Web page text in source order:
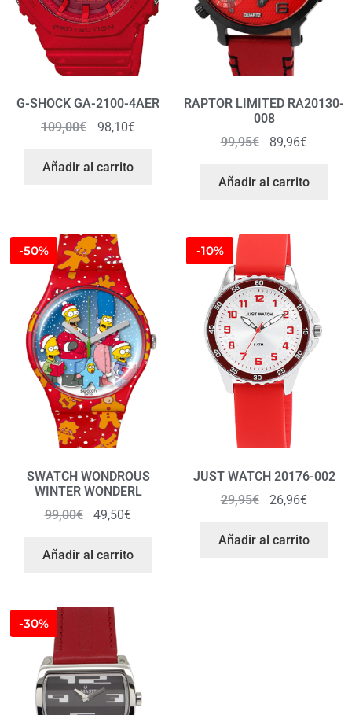
G-SHOCK GA-2100-4AER
109,00€ 98,10€
Añadir al carrito
RAPTOR LIMITED RA20130-
008
99,95€ 89,96€
Añadir al carrito
-50%
SWATCH WONDROUS
WINTER WONDERL
99,00€ 49,50€
Añadir al carrito
-10%
JUST WATCH 20176-002
29,95€ 26,96€
Añadir al carrito
-30%